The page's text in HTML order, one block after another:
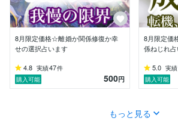
8月限定価格☆離婚か関係修復か幸
せの選択占います
4.8 実績47件
購入可能
500円
8月限定価
係ねじれ
5.0 実績
購入可能
もっと見る